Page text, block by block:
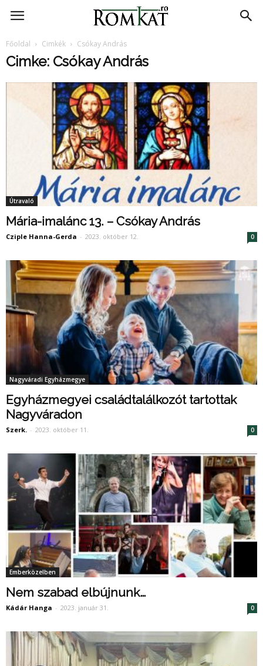
RomKat.ro
Főoldal Cimkék Csókay András
Cimke: Csókay András
Útravaló
Mária-imalánc 13. – Csókay András
Cziple Hanna-Gerda - 2023. október 12. 0
Nagyváradi Egyházmegye
Egyházmegyei családtalálkozót tartottak
Nagyváradon
Szerk. - 2023. október 11. 0
Emberközelben
Nem szabad elbújnunk…
Kádár Hanga - 2023. január 31. 0